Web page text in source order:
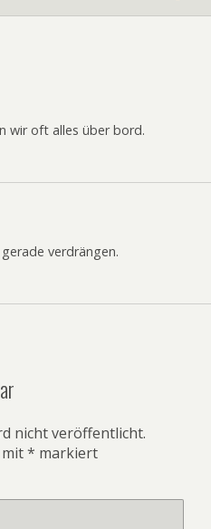
wir oft alles über bord.
verdrängen.
nicht veröffentlicht.
* markiert